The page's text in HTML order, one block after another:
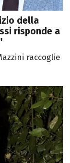
della
risponde a
raccoglie